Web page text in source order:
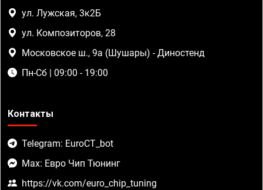
ул. Лужская, 3к2Б
ул. Композиторов, 28
Московское ш., 9а (Шушары) - Диностенд
Пн-Сб | 09:00 - 19:00
Контакты
Telegram: EuroCT_bot
Max: Евро Чип Тюнинг
https://vk.com/euro_chip_tuning